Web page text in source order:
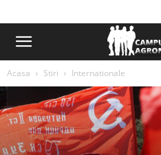
Acasa Stiri Internationale